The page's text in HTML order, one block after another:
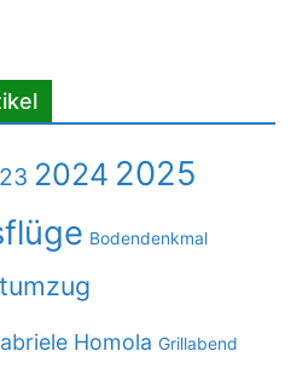
2024 2025
Bodendenkmal
Homola Grillabend